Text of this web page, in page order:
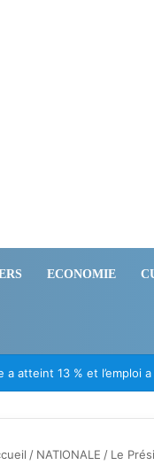
ECONOMIE
détenus au Mali
/ NATIONALE / Le